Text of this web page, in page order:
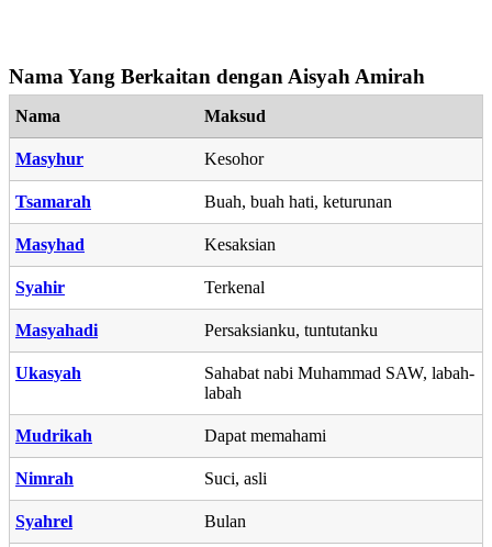
Nama Yang Berkaitan dengan Aisyah Amirah
Nama Maksud
Masyhur Kesohor
Tsamarah Buah, buah hati, keturunan
Masyhad Kesaksian
Syahir Terkenal
Masyahadi Persaksianku, tuntutanku
Ukasyah
Sahabat nabi Muhammad SAW, labah-
labah
Mudrikah Dapat memahami
Nimrah Suci, asli
Syahrel Bulan